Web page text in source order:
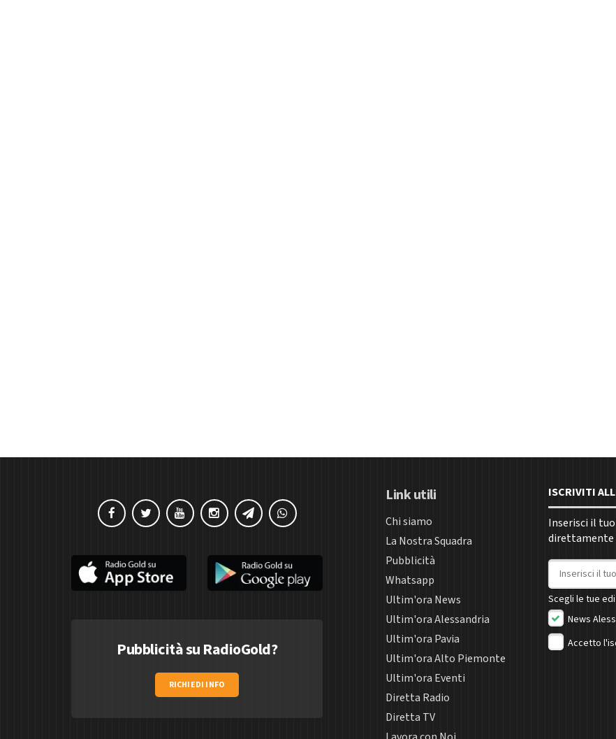
Pubblicità su RadioGold?
RICHIEDI INFO
Link utili
Chi siamo
La Nostra Squadra
Pubblicità
Whatsapp
Ultim'ora News
Ultim'ora Alessandria
Ultim'ora Pavia
Ultim'ora Alto Piemonte
Ultim'ora Eventi
Diretta Radio
Diretta TV
ISCRIVITI
Inserisci il
direttamente
Indirizzo
Scegli le tue
News
Accetto